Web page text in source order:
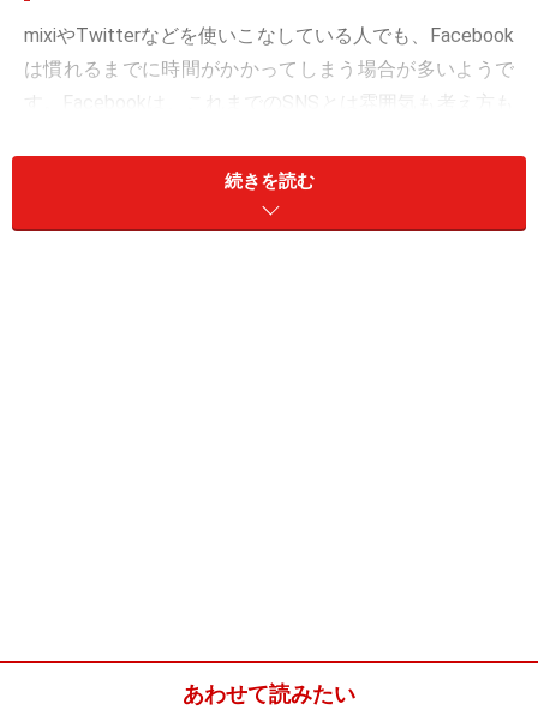
mixiやTwitterなどを使いこなしている人でも、Facebook
は慣れるまでに時間がかかってしまう場合が多いようで
す。Facebookは、これまでのSNSとは雰囲気も考え方も
一番違う点は、やはり実名で登録するということでしょ
う。Facebookのヘビーユーザーは実名での交流が当たり
続きを読む
あわせて読みたい